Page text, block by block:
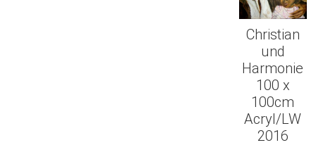
Christian
und
Harmonie
100 x
100cm
Acryl/LW
2016